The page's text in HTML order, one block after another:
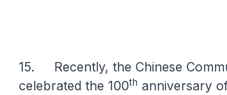
15. Recently, the Chinese
celebrated the 100th anniversary